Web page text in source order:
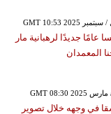
عامًا جديدًا لرهبانية مار
المعمدان
في وجهه خلال تصوير